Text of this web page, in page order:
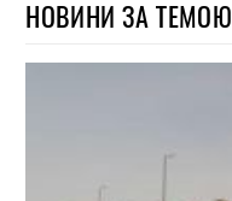
НОВИНИ ЗА ТЕМОЮ